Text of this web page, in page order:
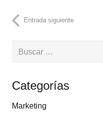
Entrada siguiente
Buscar:
Categorías
Marketing